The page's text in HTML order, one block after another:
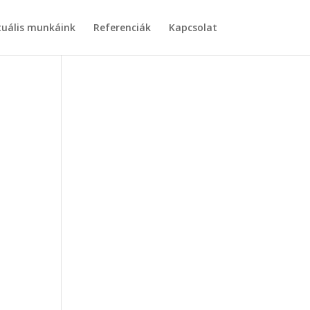
munkáink Referenciák Kapcsolat